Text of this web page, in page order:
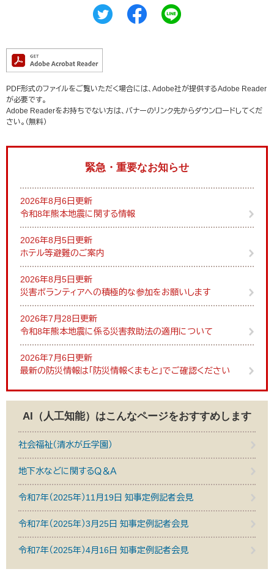
PDF形式のファイルをご覧いただく場合には、Adobe社が提供するAdobe Reader
が必要です。
Adobe Readerをお持ちでない方は、バナーのリンク先からダウンロードしてくだ
さい。（無料）
緊急・重要なお知らせ
2026年8月6日更新
令和8年熊本地震に関する情報
2026年8月5日更新
ホテル等避難のご案内
2026年8月5日更新
災害ボランティアへの積極的な参加をお願いします
2026年7月28日更新
令和8年熊本地震に係る災害救助法の適用について
2026年7月6日更新
最新の防災情報は「防災情報くまもと」でご確認ください
AI（人工知能）はこんなページをおすすめします
社会福祉（清水が丘学園）
地下水などに関するＱ＆Ａ
令和7年（2025年）11月19日 知事定例記者会見
令和7年（2025年）3月25日 知事定例記者会見
令和7年（2025年）4月16日 知事定例記者会見